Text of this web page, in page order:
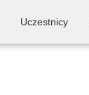
Uczestnicy